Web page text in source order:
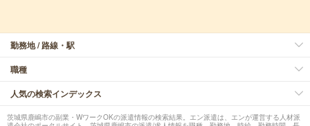
勤務地 / 路線・駅
職種
人気の検索インデックス
茨城県鹿嶋市の副業・WワークOKの派遣情報の検索結果。エン派遣は、エンが運営する人材派